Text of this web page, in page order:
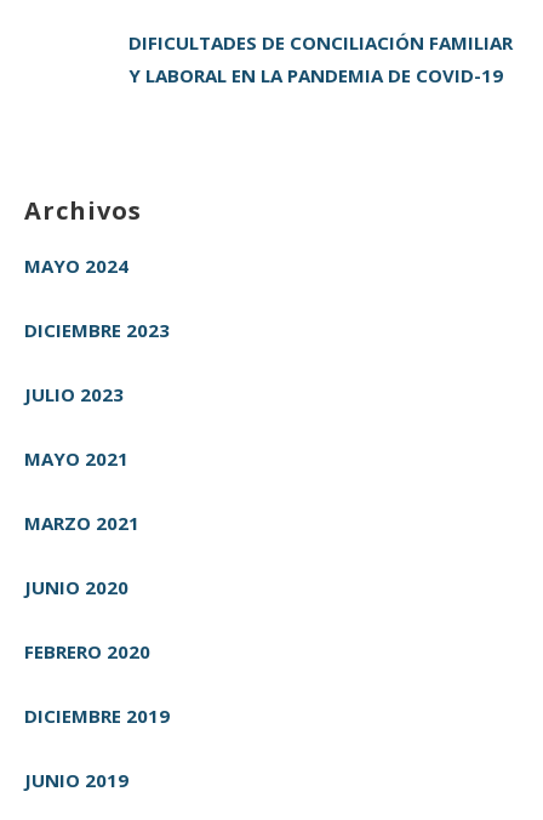
DIFICULTADES DE CONCILIACIÓN FAMILIAR
Y LABORAL EN LA PANDEMIA DE COVID-19
Archivos
MAYO 2024
DICIEMBRE 2023
JULIO 2023
MAYO 2021
MARZO 2021
JUNIO 2020
FEBRERO 2020
DICIEMBRE 2019
JUNIO 2019